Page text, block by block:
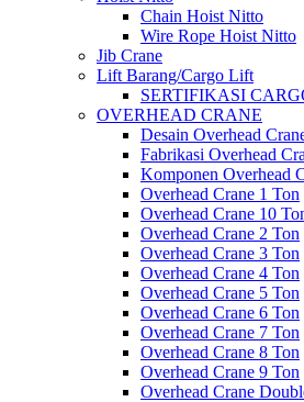
Chain Hoist Nitto
Wire Rope Hoist Nitto
Jib Crane
Lift Barang/Cargo Lift
SERTIFIKASI
OVERHEAD CRANE
Desain Overhead
Fabrikasi Overhead
Komponen Overhead
Overhead Crane 1 Ton
Overhead Crane 10
Overhead Crane 2 Ton
Overhead Crane 3 Ton
Overhead Crane 4 Ton
Overhead Crane 5 Ton
Overhead Crane 6 Ton
Overhead Crane 7 Ton
Overhead Crane 8 Ton
Overhead Crane 9 Ton
Overhead Crane